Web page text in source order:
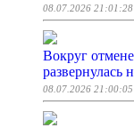
08.07.2026 21:01:28
Вокруг
развернулась
08.07.2026 21:00:05